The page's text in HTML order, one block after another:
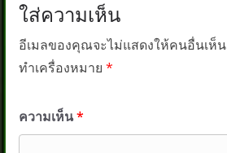
ใส่ความเห็น
อีเมลของคุณจะไม่แสดงให้คนอื่นเห็น
ทำเครื่องหมาย *
ความเห็น*